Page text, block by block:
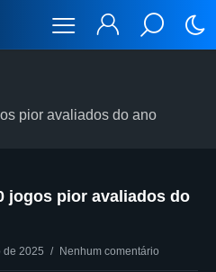
pior avaliados do ano
jogos pior avaliados do
de 2025 Nenhum comentário